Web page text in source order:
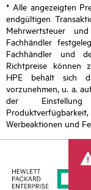
* Alle angezeigten
endgültigen
Mehrwertsteuer
Fachhändler
Fachhändler und
Richtpreise können
HPE behält sich
vorzunehmen, u. a.
der
Werbeaktionen und